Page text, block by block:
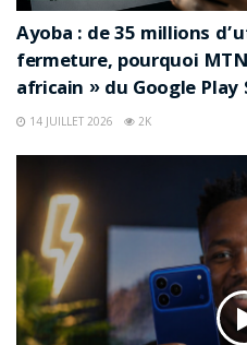
Ayoba : de 35 millions
fermeture, pourquoi
africain » du Google Play
14 JUILLET 2026 2K